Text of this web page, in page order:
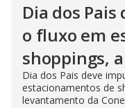
Dia dos
o fluxo em
shoppings,
Dia dos Pais deve
estacionamentos de
levantamento da